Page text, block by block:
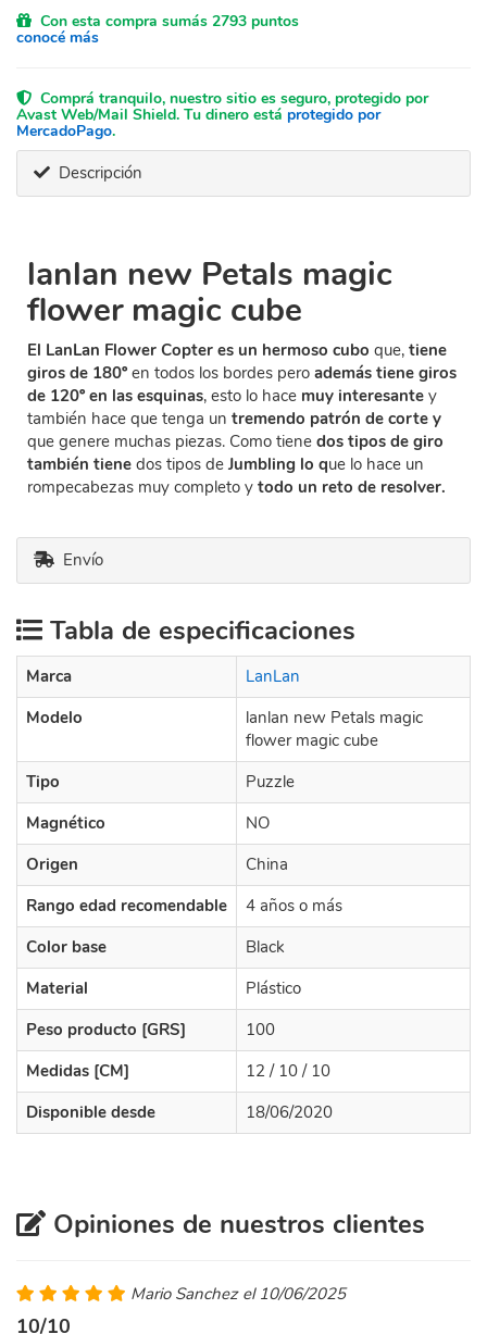
Con esta compra sumás 2793 puntos
conocé más
Comprá tranquilo, nuestro sitio es seguro, protegido por
Avast Web/Mail Shield. Tu dinero está protegido por
MercadoPago.
Descripción
lanlan new Petals magic
flower magic cube
El LanLan Flower Copter es un hermoso cubo que, tiene
giros de 180º en todos los bordes pero además tiene giros
de 120º en las esquinas, esto lo hace muy interesante y
también hace que tenga un tremendo patrón de corte y
que genere muchas piezas. Como tiene dos tipos de giro
también tiene dos tipos de Jumbling lo que lo hace un
rompecabezas muy completo y todo un reto de resolver.
Envío
Tabla de especificaciones
Marca
LanLan
Modelo
lanlan new Petals magic
flower magic cube
Tipo
Puzzle
Magnético
NO
Origen
China
Rango edad recomendable
4 años o más
Color base
Black
Material
Plástico
Peso producto [GRS]
100
Medidas [CM]
12 / 10 / 10
Disponible desde
18/06/2020
Opiniones de nuestros clientes
Mario Sanchez el 10/06/2025
10/10